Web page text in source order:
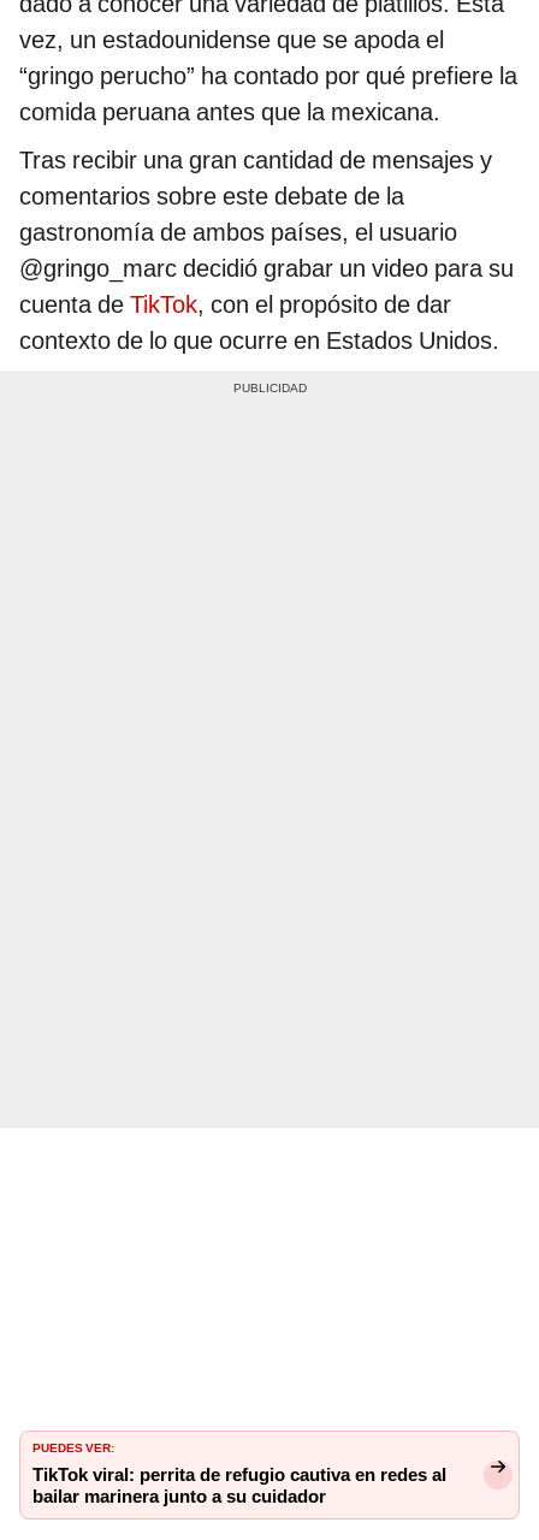
vez, un estadounidense que se apoda el
“gringo perucho” ha contado por qué prefiere la
comida peruana antes que la mexicana.
Tras recibir una gran cantidad de mensajes y
comentarios sobre este debate de la
gastronomía de ambos países, el usuario
@gringo_marc decidió grabar un video para su
cuenta de TikTok, con el propósito de dar
contexto de lo que ocurre en Estados Unidos.
PUEDES VER:
TikTok viral: perrita de refugio cautiva en redes al
bailar marinera junto a su cuidador